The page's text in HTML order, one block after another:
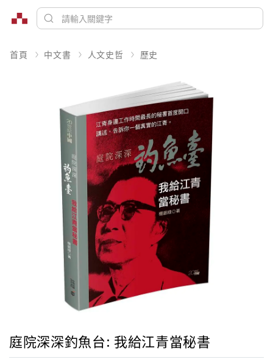
首頁 中文書 人文史哲 歷史
庭院深深釣魚台: 我給江青當秘書